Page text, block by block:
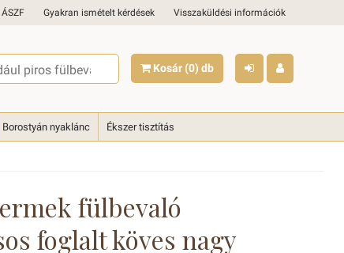
Gyakran ismételt kérdések Visszaküldési információk
Kosár (0) db
Borostyán nyaklánc Ékszer tisztítás
fülbevaló
foglalt köves nagy